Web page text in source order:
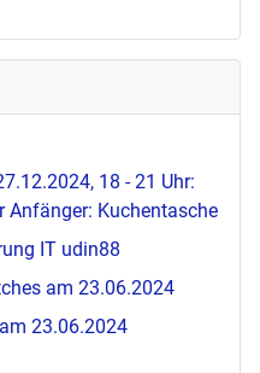
18 - 21 Uhr:
Anfänger: Kuchentasche
IT udin88
am 23.06.2024
23.06.2024